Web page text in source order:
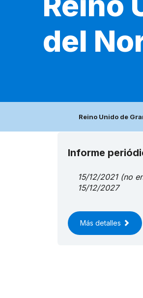
del
Reino Unido de
Informe
15/12/2021(no
15/12/2027
Más detalles